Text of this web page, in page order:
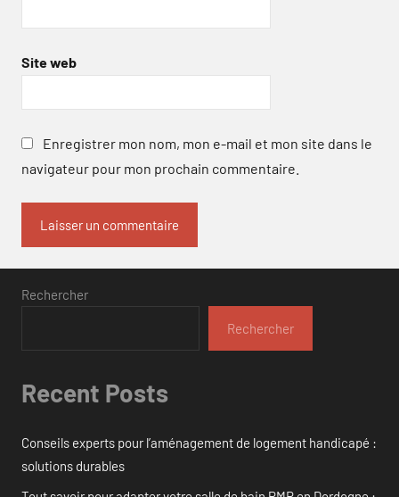
Site web
Enregistrer mon nom, mon e-mail et mon site dans le
navigateur pour mon prochain commentaire.
Rechercher
Rechercher
Recent Posts
Conseils experts pour l’aménagement de logement handicapé :
solutions durables